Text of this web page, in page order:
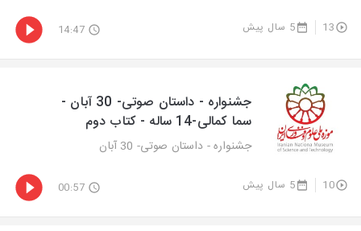
13 5 سال پیش 14:47
جشنواره - داستان صوتی- 30 آبان -
سما کمالی-14 ساله - کتاب دوم
جشنواره - داستان صوتی- 30 آبان
10 5 سال پیش 00:57